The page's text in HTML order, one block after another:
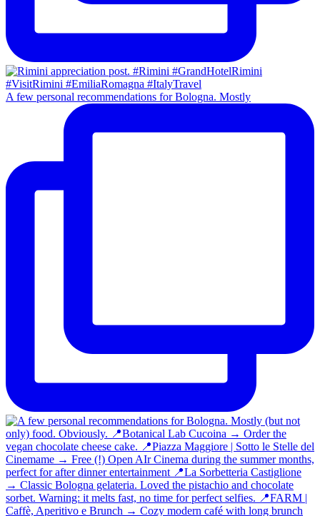
A few personal recommendations for Bologna. Mostly